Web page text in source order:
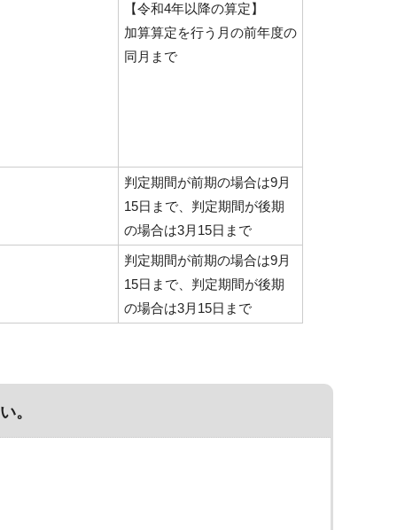
【令和4年以降の算定】
加算算定を行う月の前年度の
同月まで
判定期間が前期の場合は9月
15日まで、判定期間が後期
の場合は3月15日まで
判定期間が前期の場合は9月
15日まで、判定期間が後期
の場合は3月15日まで
。